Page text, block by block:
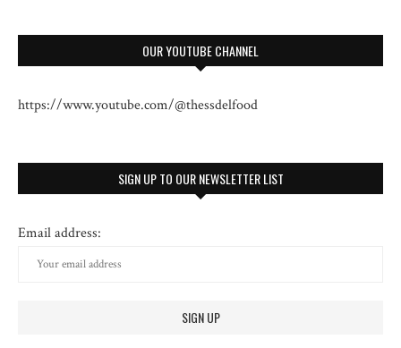
OUR YOUTUBE CHANNEL
https://www.youtube.com/@thessdelfood
SIGN UP TO OUR NEWSLETTER LIST
Email address: